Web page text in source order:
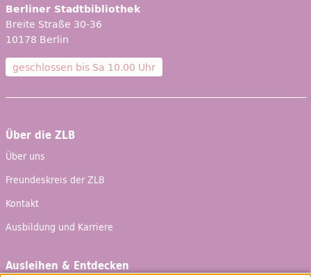
Berliner Stadtbibliothek
Breite Straße 30-36
10178 Berlin
geschlossen bis Sa 10.00 Uhr
Über die ZLB
Über uns
Freundeskreis der ZLB
Kontakt
Ausbildung und Karriere
Ausleihen & Entdecken